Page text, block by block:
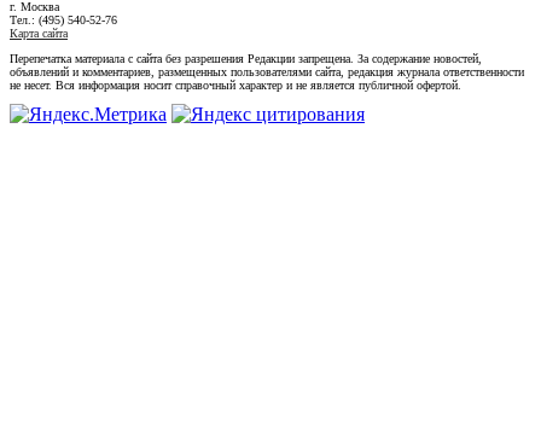
г. Москва
Тел.: (495) 540-52-76
Карта сайта
Перепечатка материала с сайта без разрешения Редакции запрещена. За содержание новостей,
объявлений и комментариев, размещенных пользователями сайта, редакция журнала ответственности
не несет. Вся информация носит справочный характер и не является публичной офертой.